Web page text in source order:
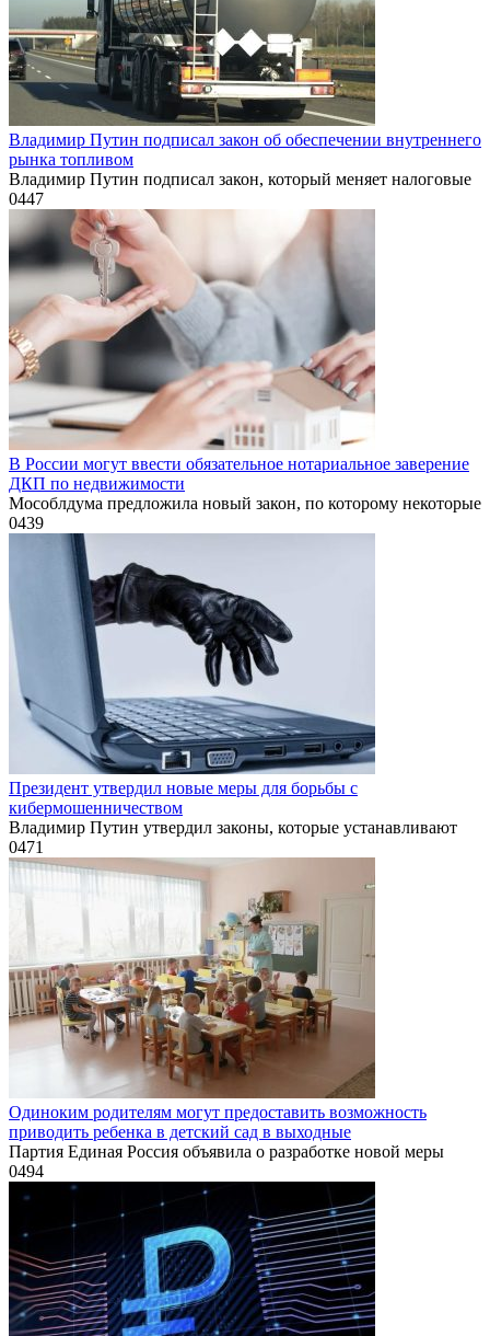
Владимир Путин подписал закон об обеспечении внутреннего
рынка топливом
Владимир Путин подписал закон, который меняет налоговые
0447
В России могут ввести обязательное нотариальное заверение
ДКП по недвижимости
Мособлдума предложила новый закон, по которому некоторые
0439
Президент утвердил новые меры для борьбы с
кибермошенничеством
Владимир Путин утвердил законы, которые устанавливают
0471
Одиноким родителям могут предоставить возможность
приводить ребенка в детский сад в выходные
Партия Единая Россия объявила о разработке новой меры
0494